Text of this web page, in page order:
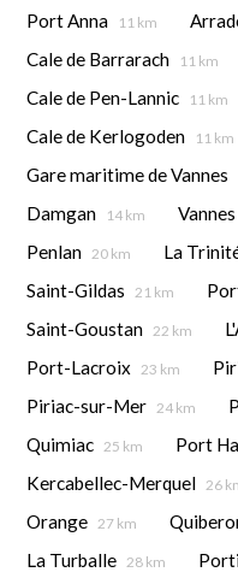
Port Anna 11 km
Cale de Barrarach 11 km
Cale de Pen-Lannic 11 km
Cale de Kerlogoden 11 km
Gare maritime de Vannes
Damgan 14 km Vannes
Penlan 20 km La
Saint-Gildas 21 km
Saint-Goustan 22 km
Port-Lacroix 23 km
Piriac-sur-Mer 24 km
Quimiac 25 km Port
Kercabellec-Merquel 26
Orange 27 km
La Turballe 28 km